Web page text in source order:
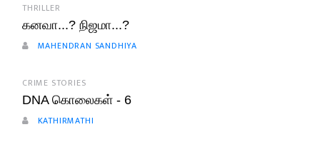
THRILLER
கனவா...? நிஜமா...?
MAHENDRAN SANDHIYA
CRIME STORIES
DNA கொலைகள் - 6
KATHIRMATHI